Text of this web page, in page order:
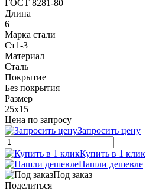
ГОСТ 8281-80
Длина
6
Марка стали
Ст1-3
Материал
Сталь
Покрытие
Без покрытия
Размер
25х15
Цена по запросу
Запросить цену
Купить в 1 клик
Нашли дешевле
Под заказ
Поделиться